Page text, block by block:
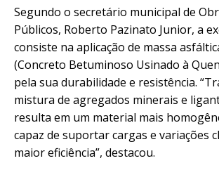
Segundo o secretário municipal de
Públicos, Roberto Pazinato Junior, a
consiste na aplicação de massa
(Concreto Betuminoso Usinado à
pela sua durabilidade e resistência.
mistura de agregados minerais e
resulta em um material mais
capaz de suportar cargas e variações
maior eficiência”, destacou.